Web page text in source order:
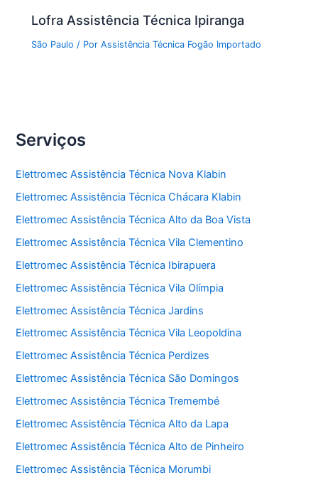
Lofra Assistência Técnica Ipiranga
São Paulo / PorAssistência Técnica Fogão Importado
Serviços
Elettromec Assistência Técnica Nova Klabin
Elettromec Assistência Técnica Chácara Klabin
Elettromec Assistência Técnica Alto da Boa Vista
Elettromec Assistência Técnica Vila Clementino
Elettromec Assistência Técnica Ibirapuera
Elettromec Assistência Técnica Vila Olímpia
Elettromec Assistência Técnica Jardins
Elettromec Assistência Técnica Vila Leopoldina
Elettromec Assistência Técnica Perdizes
Elettromec Assistência Técnica São Domingos
Elettromec Assistência Técnica Tremembé
Elettromec Assistência Técnica Alto da Lapa
Elettromec Assistência Técnica Alto de Pinheiro
Elettromec Assistência Técnica Morumbi